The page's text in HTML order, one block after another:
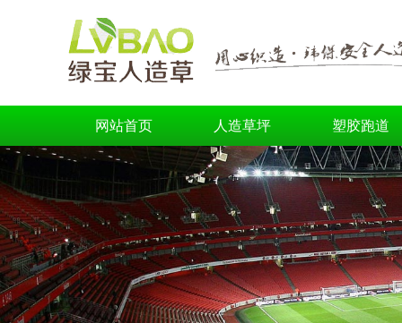
网站首页 人造草坪 塑胶跑道